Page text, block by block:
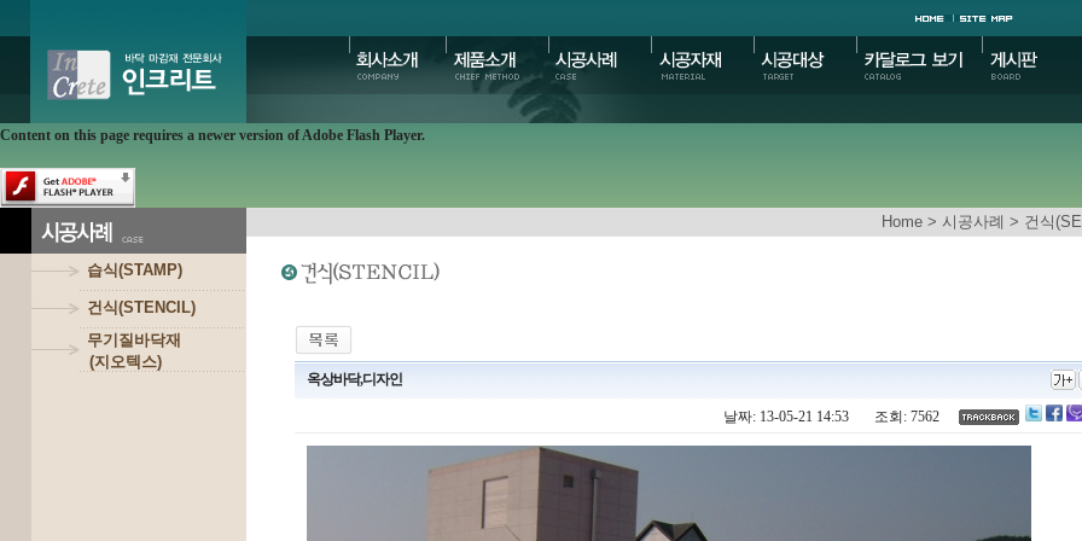
Content on this page requires a newer version of Adobe Flash Player.
습식(STAMP)
건식(STENCIL)
무기질바닥재
(지오텍스)
Home > 시공사례 > 건식
옥상바닥,디자인
날짜: 13-05-21 14:53 조회: 7562